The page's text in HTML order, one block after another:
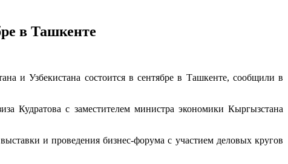
в Ташкенте
и Узбекистана состоится в сентябре в Ташкенте, сообщили в
Кудратова с заместителем министра экономики Кыргызстана
и проведения бизнес-форума с участием деловых кругов